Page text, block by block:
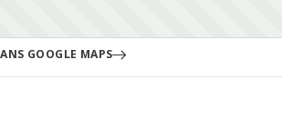
GOOGLE MAPS